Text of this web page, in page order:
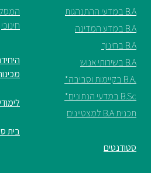
מחקר
והוראה
היחידה
לבינלאומיות
B.A במדעי ההתנהגות
B.A במדע המדינה
B.A בחינוך
B.A בשירותי אנוש
.B.A בקיימות וסביבה*
B.Sc במדעי הנתונים*
תכנית B.A למצטיינים
חינוכי
בית
סטודנטים